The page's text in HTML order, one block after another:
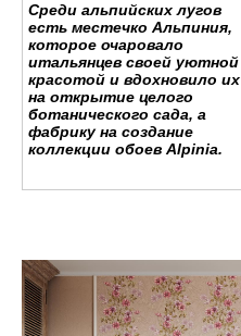
Среди альпийских лугов
есть местечко Альпиния,
которое очаровало
итальянцев своей уютной
красотой и вдохновило их
на открытие целого
ботанического сада, а
фабрику на создание
коллекции обоев Alpinia.